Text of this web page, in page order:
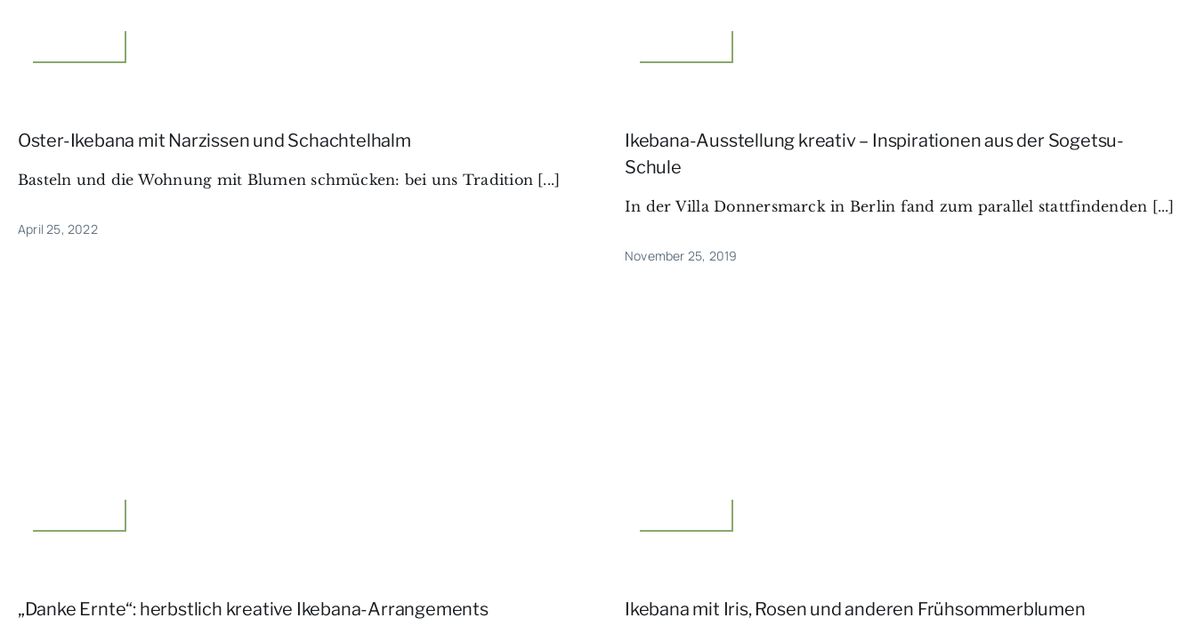
Oster-Ikebana mit Narzissen und Schachtelhalm
Basteln und die Wohnung mit Blumen schmücken: bei uns Tradition [...]
April 25, 2022
Ikebana-Ausstellung kreativ – Inspirationen aus der Sogetsu-
Schule
In der Villa Donnersmarck in Berlin fand zum parallel stattfindenden [...]
November 25, 2019
„Danke Ernte“: herbstlich kreative Ikebana-Arrangements Ikebana mit Iris, Rosen und anderen Frühsommerblumen